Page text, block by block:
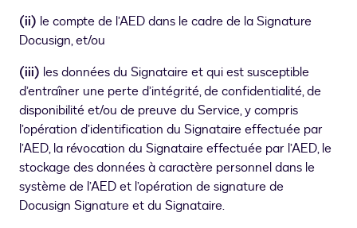
(ii) le compte de l’AED dans le cadre de la Signature
Docusign, et/ou
(iii) les données du Signataire et qui est susceptible
d’entraîner une perte d’intégrité, de confidentialité, de
disponibilité et/ou de preuve du Service, y compris
l’opération d’identification du Signataire effectuée par
l’AED, la révocation du Signataire effectuée par l’AED, le
stockage des données à caractère personnel dans le
système de l’AED et l’opération de signature de
Docusign Signature et du Signataire.